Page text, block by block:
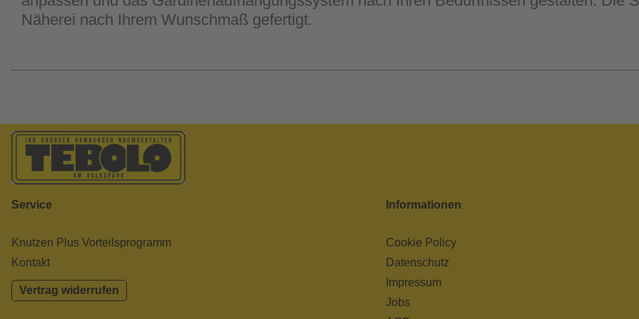
Näherei nach Ihrem Wunschmaß gefertigt.
Service
Knutzen Plus Vorteilsprogramm
Kontakt
Vertrag widerrufen
Informationen
Cookie Policy
Datenschutz
Impressum
Jobs